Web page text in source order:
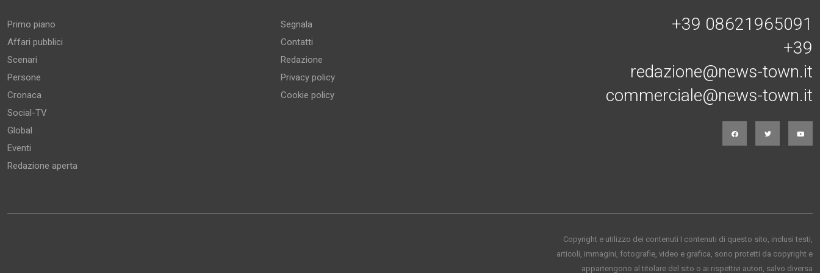
Primo piano
Affari pubblici
Scenari
Persone
Cronaca
Social-TV
Global
Eventi
Redazione aperta
Segnala
Contatti
Redazione
Privacy policy
Cookie policy
+39 08621965091
+39
redazione@news-town.it
commerciale@news-town.it
Copyright e utilizzo dei contenuti I contenuti di questo sito, inclusi testi,
articoli, immagini, fotografie, video e grafica, sono protetti da copyright e
appartengono al titolare del sito o ai rispettivi autori, salvo diversa